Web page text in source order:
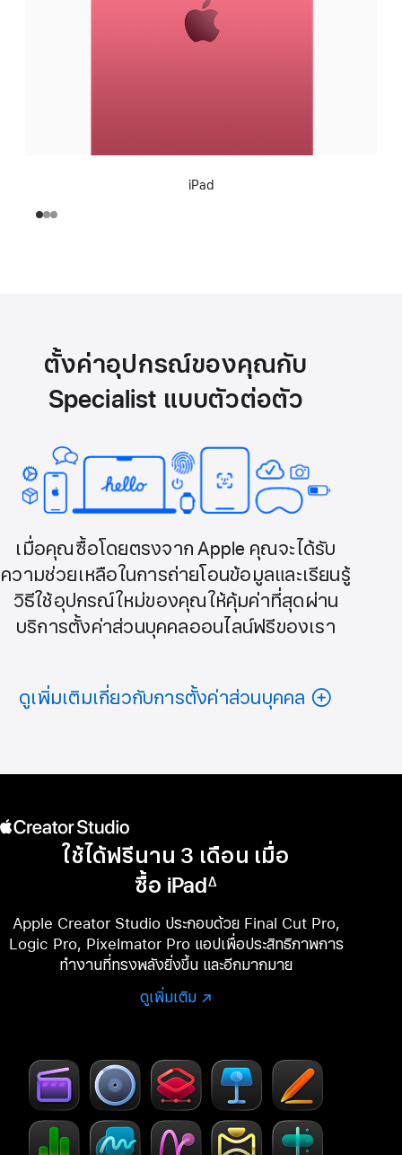
iPad
ตั้งค่าอุปกรณ์ของคุณกับ
Specialist แบบตัวต่อตัว
เมื่อคุณซื้อโดยตรงจาก Apple คุณจะได้รับ
ความช่วยเหลือในการถ่ายโอนข้อมูลและเรียนรู้
วิธีใช้อุปกรณ์ใหม่ของคุณให้คุ้มค่าที่สุดผ่าน
บริการตั้งค่าส่วนบุคคลออนไลน์ฟรีของเรา
ดูเพิ่มเติมเกี่ยวกับการตั้งค่าส่วนบุคคล
ใช้ได้ฟรีนาน 3 เดือน เมื่อ
ซื้อ iPad∆
Apple Creator Studio ประกอบด้วย Final Cut Pro,
Logic Pro, Pixelmator Pro แอปเพื่อประสิทธิภาพการ
ทำงานที่ทรงพลังยิ่งขึ้น และอีกมากมาย
ดูเพิ่มเติม ดู
เติม
เกี่ยว
กับ
Creator
Studio
(เปิด
ใหม่)